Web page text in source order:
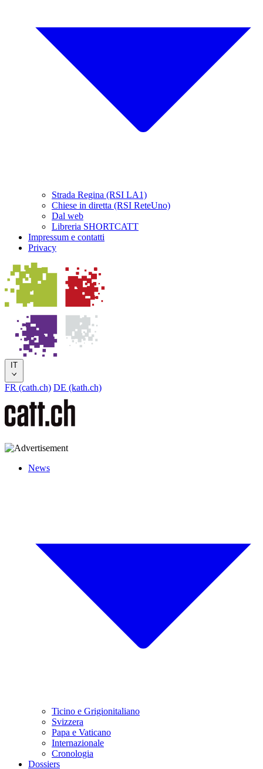
Strada Regina (RSI LA1)
Chiese in diretta (RSI ReteUno)
Dal web
Libreria SHORTCATT
Impressum e contatti
Privacy
IT
FR (cath.ch) DE (kath.ch)
News
Ticino e Grigionitaliano
Svizzera
Papa e Vaticano
Internazionale
Cronologia
Dossiers